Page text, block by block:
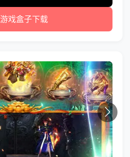
游戏盒子下载